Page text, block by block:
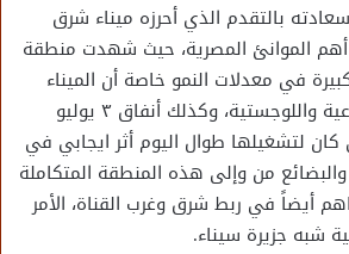
بالتقدم الذي أحرزه ميناء شرق
أهم الموانئ المصرية، حيث شهدت منطقة
في معدلات النمو خاصة أن الميناء
يجاوره المنطقة الصناعية واللوجستية، وكذلك أنفاق ٣ يوليو
لتشغيلها طوال اليوم أثر ايجابي في
والبضائع من وإلى هذه المنطقة المتكاملة
ساهم أيضاً في ربط شرق وغرب القناة، الأمر
شبه جزيرة سيناء.